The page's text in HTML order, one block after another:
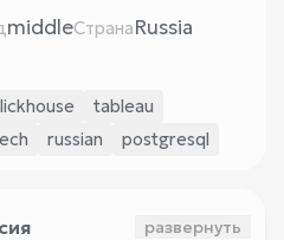
middleСтранаRussia
tableau
russian postgresql
развернуть